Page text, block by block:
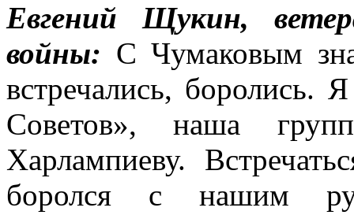
Евгений Щукин,
войны: С Чумаковым
встречались, боролись.
Советов», наша
Харлампиеву.
боролся с нашим